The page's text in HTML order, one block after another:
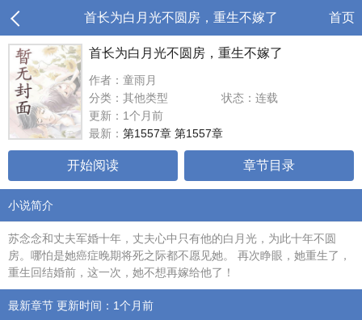
首长为白月光不圆房，重生不嫁了 首页
首长为白月光不圆房，重生不嫁了
作者：童雨月
分类：其他类型
状态：连载
更新：1个月前
最新： 第1557章 第1557章
开始阅读 章节目录
小说简介
苏念念和丈夫军婚十年，丈夫心中只有他的白月光，为此十年不圆
房。哪怕是她癌症晚期将死之际都不愿见她。 再次睁眼，她重生了，
重生回结婚前，这一次，她不想再嫁给他了！
最新章节 更新时间：1个月前